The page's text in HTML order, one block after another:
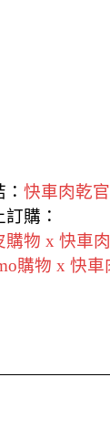
快車肉乾
購：
購物 x 快車
購物 x 快車